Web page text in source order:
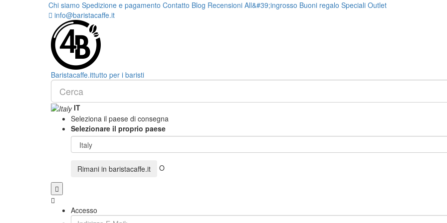
Chi siamo Spedizione e pagamento Contatto Blog Recensioni All&#39;ingrosso Buoni regalo Speciali Outlet
info@baristacaffe.it
Baristacaffe.ittutto per i baristi
IT
Seleziona il paese di consegna
Selezionare il proprio paese
Rimani in baristacaffe.it O
Accesso